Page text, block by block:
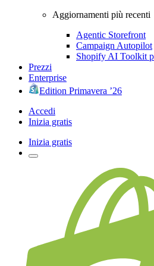
Aggiornamenti più recenti
Agentic Storefront
Campaign Autopilot
Shopify AI Toolkit
Prezzi
Enterprise
Edition Primavera ’26
Accedi
Inizia gratis
Inizia gratis